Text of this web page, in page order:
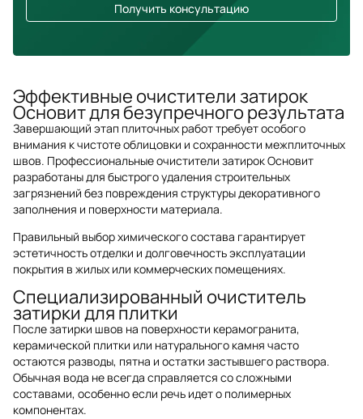
Получить консультацию
Эффективные очистители затирок
Основит для безупречного результата
Завершающий этап плиточных работ требует особого
внимания к чистоте облицовки и сохранности межплиточных
швов. Профессиональные очистители затирок Основит
разработаны для быстрого удаления строительных
загрязнений без повреждения структуры декоративного
заполнения и поверхности материала.
Правильный выбор химического состава гарантирует
эстетичность отделки и долговечность эксплуатации
покрытия в жилых или коммерческих помещениях.
Специализированный очиститель
затирки для плитки
После затирки швов на поверхности керамогранита,
керамической плитки или натурального камня часто
остаются разводы, пятна и остатки застывшего раствора.
Обычная вода не всегда справляется со сложными
составами, особенно если речь идет о полимерных
компонентах.